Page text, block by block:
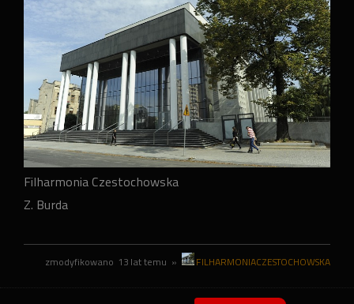
Filharmonia Czestochowska
Z. Burda
zmodyfikowano 13 lat temu » FILHARMONIACZESTOCHOWSKA